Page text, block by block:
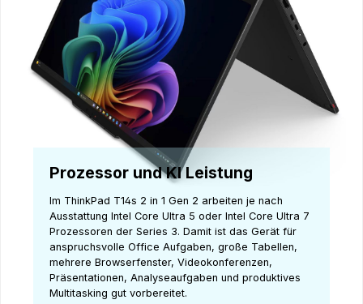
Prozessor und KI Leistung
Im ThinkPad T14s 2 in 1 Gen 2 arbeiten je nach
Ausstattung Intel Core Ultra 5 oder Intel Core Ultra 7
Prozessoren der Series 3. Damit ist das Gerät für
anspruchsvolle Office Aufgaben, große Tabellen,
mehrere Browserfenster, Videokonferenzen,
Präsentationen, Analyseaufgaben und produktives
Multitasking gut vorbereitet.